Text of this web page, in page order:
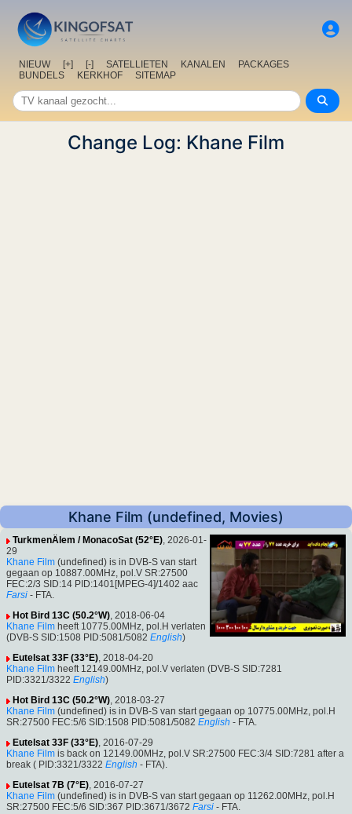
NIEUW [+] [-] SATELLIETEN KANALEN
PACKAGES
BUNDELS
KERKHOF SITEMAP
Change Log: Khane Film
Khane Film (undefined, Movies)
TurkmenÄlem / MonacoSat (52°E), 2026-01-
29
Khane Film (undefined) is in DVB-S van start
gegaan op 10887.00MHz, pol.V SR:27500
FEC:2/3 SID:14 PID:1401[MPEG-4]/1402 aac
Farsi - FTA.
Hot Bird 13C (50.2°W), 2018-06-04
Khane Film heeft 10775.00MHz, pol.H verlaten
(DVB-S SID:1508 PID:5081/5082 English)
Eutelsat 33F (33°E), 2018-04-20
Khane Film heeft 12149.00MHz, pol.V verlaten (DVB-S SID:7281
PID:3321/3322 English)
Hot Bird 13C (50.2°W), 2018-03-27
Khane Film (undefined) is in DVB-S van start gegaan op 10775.00MHz, pol.H
SR:27500 FEC:5/6 SID:1508 PID:5081/5082 English - FTA.
Eutelsat 33F (33°E), 2016-07-29
Khane Film is back on 12149.00MHz, pol.V SR:27500 FEC:3/4 SID:7281 after a
break ( PID:3321/3322 English - FTA).
Eutelsat 7B (7°E), 2016-07-27
Khane Film (undefined) is in DVB-S van start gegaan op 11262.00MHz, pol.H
SR:27500 FEC:5/6 SID:367 PID:3671/3672 Farsi - FTA.